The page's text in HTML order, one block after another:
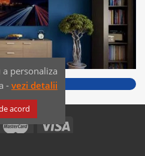
personaliza
- vezi detalii
acord